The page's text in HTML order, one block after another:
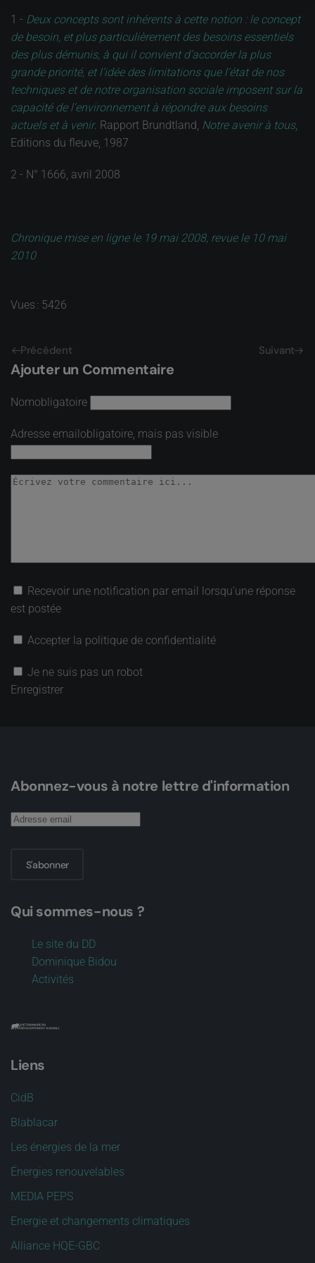
1 - Deux concepts sont inhérents à cette notion : le concept
de besoin, et plus particulièrement des besoins essentiels
des plus démunis, à qui il convient d’accorder la plus
grande priorité, et l’idée des limitations que l’état de nos
techniques et de notre organisation sociale imposent sur la
capacité de l’environnement à répondre aux besoins
actuels et à venir. Rapport Brundtland, Notre avenir à tous,
Editions du fleuve, 1987
2 - N° 1666, avril 2008
Chronique mise en ligne le 19 mai 2008, revue le 10 mai
2010
Vues : 5426
Précédent Suivant
Ajouter un Commentaire
Nomobligatoire
Adresse email obligatoire, mais pas visible
Recevoir une notification par email lorsqu’une réponse
est postée
Accepter la politique de confidentialité
Je ne suis pas un robot
Enregistrer
Abonnez-vous à notre lettre d'information
S'abonner
Qui sommes-nous ?
Le site du DD
Dominique Bidou
Activités
Liens
CidB
Blablacar
Les énergies de la mer
Énergies renouvelables
MEDIA PEPS
Energie et changements climatiques
Alliance HQE-GBC